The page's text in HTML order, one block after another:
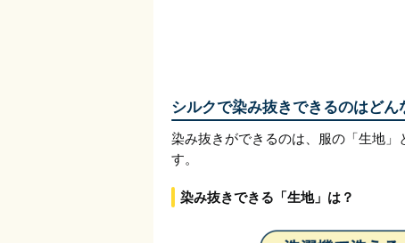
シルクで染み抜きできるのはどん
染み抜きができるのは、服の「生地
す。
染み抜きできる「生地」は？